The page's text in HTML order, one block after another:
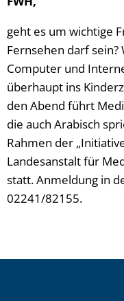
geht es um wichtige
Fernsehen darf
Computer und
überhaupt ins
den Abend führt
die auch Arabisch
Rahmen der
Landesanstalt für
statt. Anmeldung in
02241/82155.